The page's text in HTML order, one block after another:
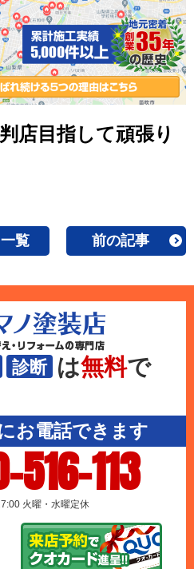
店目指して頑張り
一覧 前の記事
診断 は無料で
お電話できます
516-113
火曜・水曜定休